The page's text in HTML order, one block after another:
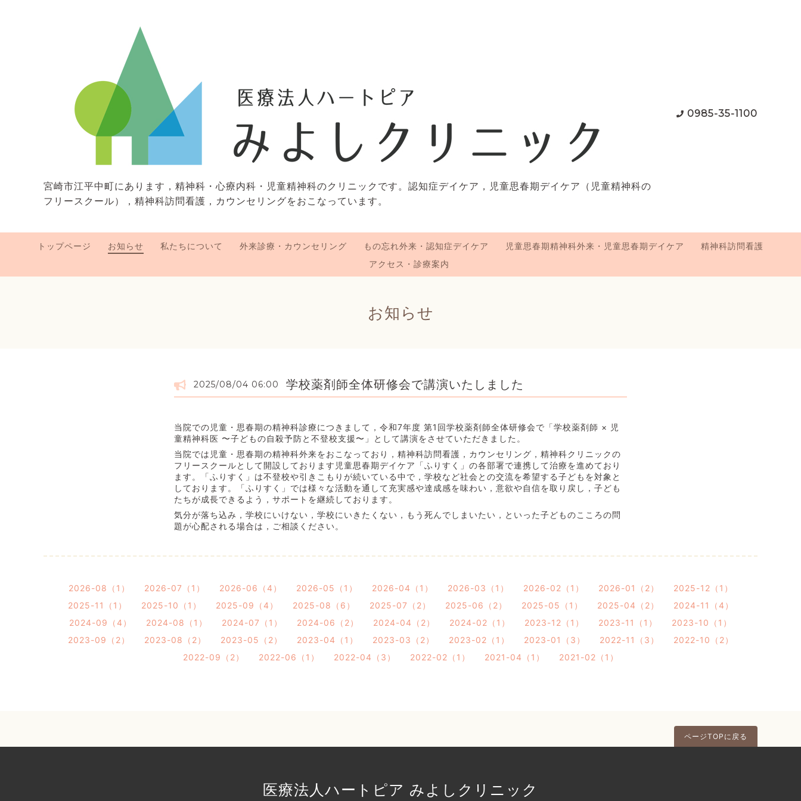
宮崎市江平中町にあります，精神科・心療内科・児童精神科のクリニックです。認知症デイケア，児童思春期デイケア（児童精神科の
フリースクール），精神科訪問看護，カウンセリングをおこなっています。
0985-35-1100
トップページ お知らせ 私たちについて 外来診療・カウンセリング もの忘れ外来・認知症デイケア 児童思春期精神科外来・児童思春期デイケア
精神科訪問看護
アクセス・診療案内
お知らせ
2025/08/04 06:00 学校薬剤師全体研修会で講演いたしました
当院での児童・思春期の精神科診療につきまして，令和7年度 第1回学校薬剤師全体研修会で「学校薬剤師 × 児
童精神科医 〜子どもの自殺予防と不登校支援〜」として講演をさせていただきました。
当院では児童・思春期の精神科外来をおこなっており，精神科訪問看護，カウンセリング，精神科クリニックの
フリースクールとして開設しております児童思春期デイケア「ふりすく」の各部署で連携して治療を進めており
ます。「ふりすく」は不登校や引きこもりが続いている中で，学校など社会との交流を希望する子どもを対象と
しております。「ふりすく」では様々な活動を通して充実感や達成感を味わい，意欲や自信を取り戻し，子ども
たちが成長できるよう，サポートを継続しております。
気分が落ち込み，学校にいけない，学校にいきたくない，もう死んでしまいたい，といった子どものこころの問
題が心配される場合は，ご相談ください。
2026-08（1） 2026-07（1） 2026-06（4） 2026-05（1） 2026-04（1） 2026-03（1） 2026-02（1） 2026-01（2）
2025-12（1）
2025-11（1）
2025-10（1） 2025-09（4） 2025-08（6） 2025-07（2） 2025-06（2） 2025-05（1） 2025-04（2）
2024-11（4）
2024-09（4）
2024-08（1） 2024-07（1） 2024-06（2） 2024-04（2） 2024-02（1） 2023-12（1） 2023-11（1）
2023-10（1）
2023-09（2）
2023-08（2） 2023-05（2） 2023-04（1） 2023-03（2） 2023-02（1） 2023-01（3） 2022-11（3）
2022-10（2）
2022-09（2）
2022-06（1） 2022-04（3） 2022-02（1） 2021-04（1） 2021-02（1）
ページTOPに戻る
医療法人ハートピア みよしクリニック